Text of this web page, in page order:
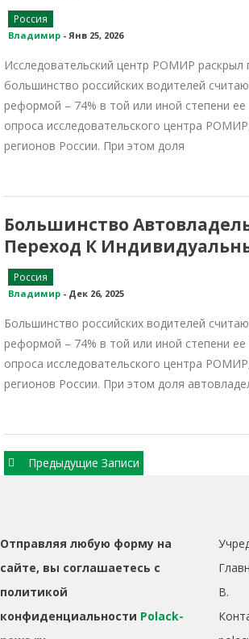
Россия
Владимир - Янв 25, 2026
Исследовательский центр РОМИР раскрыл
большинство российских водителей
реформой – 74% в той или иной степени
опроса исследовательского центра
регионов России. При этом доля
Большинство
Переход К
Россия
Владимир - Дек 26, 2025
Большинство российских водителей
реформой – 74% в той или иной степени
опроса исследовательского центра
регионов России. При этом доля
Навигация
Предыдущие Записи
Отправляя любую форму на
сайте, вы соглашаетесь с
политикой
конфиденциальности Polack-
B.